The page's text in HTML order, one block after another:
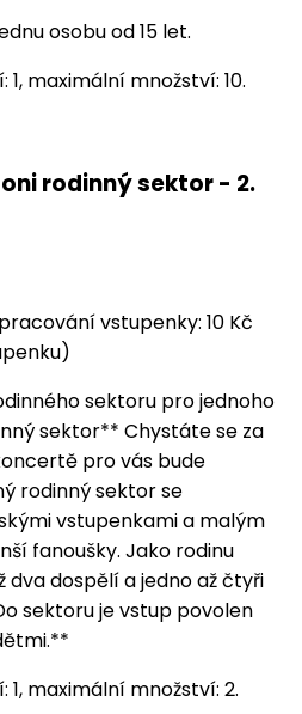
osobu od 15 let.
maximální množství: 10.
rodinný sektor - 2.
vstupenky: 10 Kč
sektoru pro jednoho
sektor** Chystáte se za
pro vás bude
rodinný sektor se
vstupenkami a malým
fanoušky. Jako rodinu
dva dospělí a jedno až čtyři
sektoru je vstup povolen
1, maximální množství: 2.